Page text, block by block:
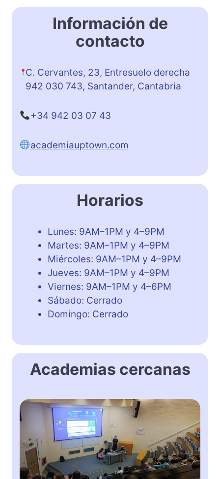
Información de
contacto
C. Cervantes, 23, Entresuelo derecha
942 030 743, Santander, Cantabria
+34 942 03 07 43
academiauptown.com
Horarios
Lunes: 9AM–1PM y 4–9PM
Martes: 9AM–1PM y 4–9PM
Miércoles: 9AM–1PM y 4–9PM
Jueves: 9AM–1PM y 4–9PM
Viernes: 9AM–1PM y 4–6PM
Sábado: Cerrado
Domingo: Cerrado
Academias cercanas
K
e
C